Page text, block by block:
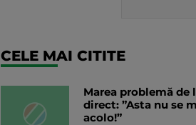
CELE MAI CITITE
Marea problemă de
direct: ”Asta nu se
acolo!”